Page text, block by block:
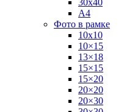
А4
Фото в рамке
10х10
10×15
13×18
15×15
15×20
20×20
20×30